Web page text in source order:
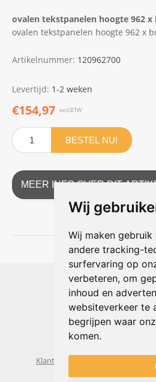
Wij
Wij maken
andere tracking-
surfervaring op
verbeteren, om
inhoud en
websiteverkeer te
begrijpen waar
komen.
ovalen tekstpanelen hoogte 962 x
ovalen tekstpanelen hoogte 962 x
Artikelnummer: 120962700
Levertijd: 1-2 weken
€154,97 excl.BTW
BESTEL NU!
MEER INFO OVER DIT
Shophouse
Max
6716 BE Ede,
Telefoon:
E-mail:
Geopend: ma t/m vr
Klantenservice
Algemene